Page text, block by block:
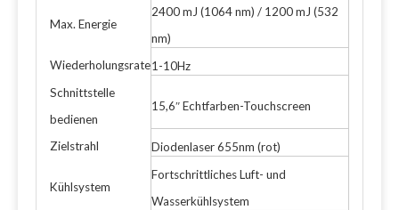
Max. Energie
2400 mJ (1064 nm) / 1200 mJ (532
nm)
Wiederholungsrate1-10Hz
Schnittstelle
bedienen
15,6″ Echtfarben-Touchscreen
Zielstrahl Diodenlaser 655nm (rot)
Kühlsystem
Fortschrittliches Luft- und
Wasserkühlsystem